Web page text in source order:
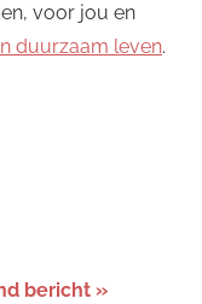
voor jou en
duurzaam leven.
bericht